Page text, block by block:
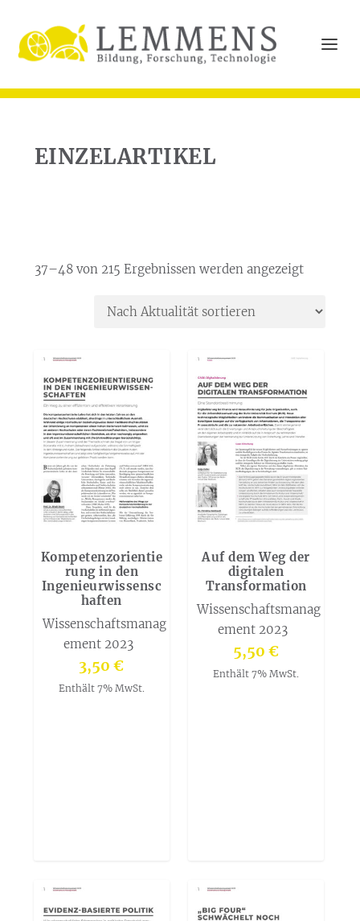
EINZELARTIKEL
37–48 von 215 Ergebnissen werden angezeigtN
t
l
i
t
ä
r
t
Kompetenzorientie
rung in den
Ingenieurwissensc
haften
Wissenschaftsmanag
ement 2023
3,50€
Enthält 7% MwSt.
Auf dem Weg der
digitalen
Transformation
Wissenschaftsmanag
ement 2023
5,50€
Enthält 7% MwSt.